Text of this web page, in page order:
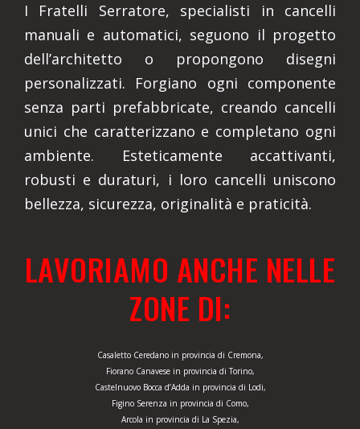
I Fratelli Serratore, specialisti in cancelli
manuali e automatici, seguono il progetto
dell’architetto o propongono disegni
personalizzati. Forgiano ogni componente
senza parti prefabbricate, creando cancelli
unici che caratterizzano e completano ogni
ambiente. Esteticamente accattivanti,
robusti e duraturi, i loro cancelli uniscono
bellezza, sicurezza, originalità e praticità.
LAVORIAMO ANCHE NELLE
ZONE DI:
Casaletto Ceredano in provincia di Cremona,
Fiorano Canavese in provincia di Torino,
Castelnuovo Bocca d’Adda in provincia di Lodi,
Figino Serenza in provincia di Como,
Arcola in provincia di La Spezia,